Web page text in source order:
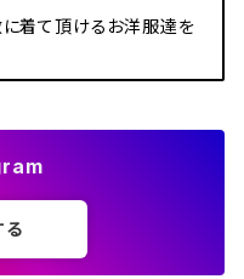
着て頂けるお洋服達を
る